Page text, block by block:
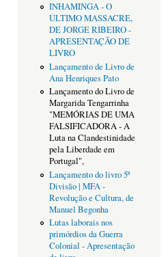
INHAMINGA - O
ÚLTIMO MASSACRE,
DE JORGE RIBEIRO -
APRESENTAÇÃO DE
LIVRO
Lançamento de Livro de
Ana Henriques Pato
Lançamento do Livro de
Margarida Tengarrinha
"MEMÓRIAS DE UMA
FALSIFICADORA - A
Luta na Clandestinidade
pela Liberdade em
Portugal",
Lançamento do livro 5ª
Divisão | MFA -
Revolução e Cultura, de
Manuel Begonha
Lutas laborais nos
primórdios da Guerra
Colonial - Apresentação